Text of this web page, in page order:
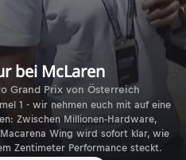
bei McLaren
Grand Prix von Österreich
1 - wir nehmen euch mit auf eine
Zwischen Millionen-Hardware,
Wing wird sofort klar, wie
Zentimeter Performance steckt.